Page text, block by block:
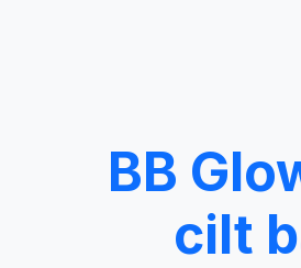
BB
cilt